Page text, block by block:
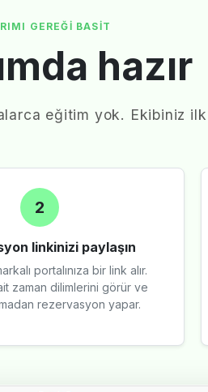
GEREĞI BASIT
hazır
eğitim yok. Ekibiniz
2
linkinizi paylaşın
portalınıza bir link alır.
zaman dilimlerini görür ve
rezervasyon yapar.